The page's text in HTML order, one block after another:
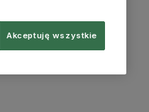
Akceptuję wszystkie